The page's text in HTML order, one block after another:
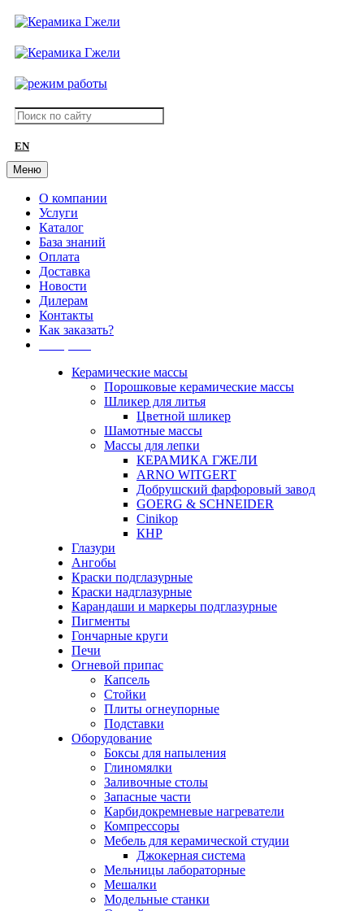
EN
Меню
О компании
Услуги
Каталог
База знаний
Оплата
Доставка
Новости
Дилерам
Контакты
Как заказать?
Керамические массы
Порошковые керамические массы
Шликер для литья
Цветной шликер
Шамотные массы
Массы для лепки
КЕРАМИКА ГЖЕЛИ
ARNO WITGERT
Добрушский фарфоровый завод
GOERG & SCHNEIDER
Cinikop
КНР
Глазури
Ангобы
Краски подглазурные
Краски надглазурные
Карандаши и маркеры подглазурные
Пигменты
Гончарные круги
Печи
Огневой припас
Капсель
Стойки
Плиты огнеупорные
Подставки
Оборудование
Боксы для напыления
Глиномялки
Заливочные столы
Запасные части
Карбидокремневые нагреватели
Компрессоры
Мебель для керамической студии
Джокерная система
Мельницы лабораторные
Мешалки
Модельные станки